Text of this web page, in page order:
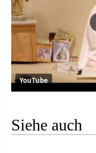
YouTube
Siehe auch